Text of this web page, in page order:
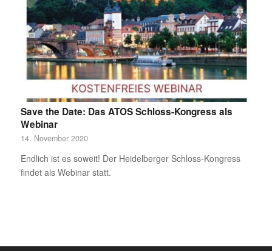
Save the Date: Das ATOS Schloss-Kongress als
Webinar
14. November 2020
Endlich ist es soweit! Der Heidelberger Schloss-Kongress
findet als Webinar statt.